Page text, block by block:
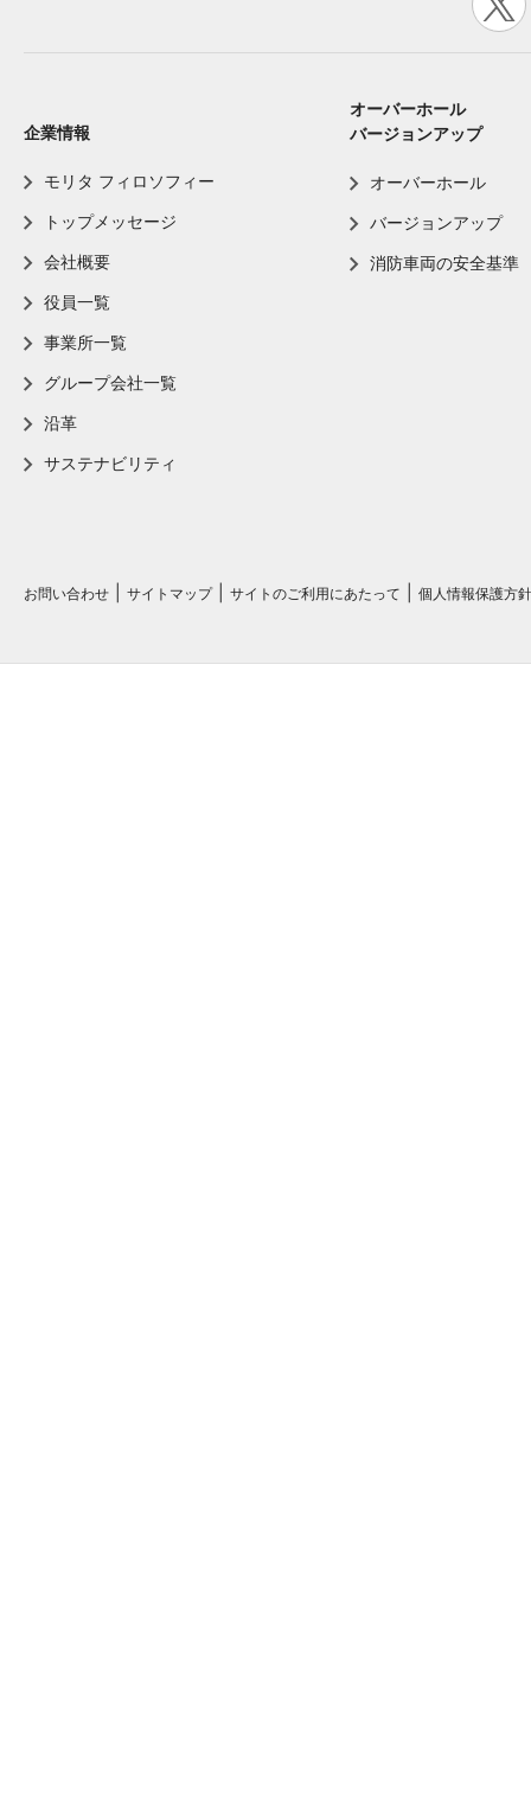
企業情報
モリタ フィロソフィー
トップメッセージ
会社概要
役員一覧
事業所一覧
グループ会社一覧
沿革
サステナビリティ
オーバーホール
バージョンアップ
オーバーホール
バージョンアップ
消防車両の安全基準
お問い合わせ サイトマップ サイトのご利用にあたって 個人情報保護方針